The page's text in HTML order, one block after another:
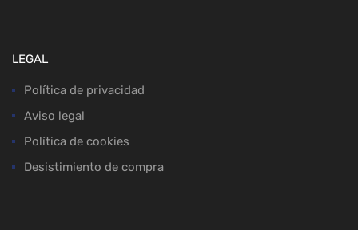
LEGAL
Política de privacidad
Aviso legal
Política de cookies
Desistimiento de compra